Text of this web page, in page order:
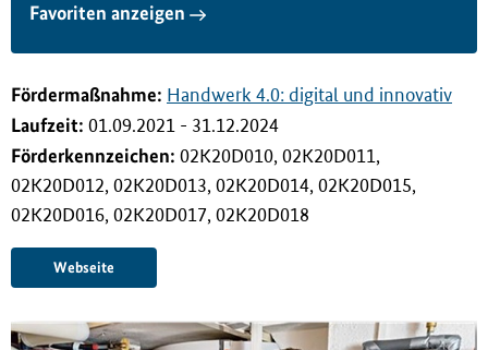
Favoriten anzeigen
Fördermaßnahme: Handwerk 4.0: digital und innovativ
Laufzeit: 01.09.2021 - 31.12.2024
Förderkennzeichen: 02K20D010, 02K20D011,
02K20D012, 02K20D013, 02K20D014, 02K20D015,
02K20D016, 02K20D017, 02K20D018
Webseite